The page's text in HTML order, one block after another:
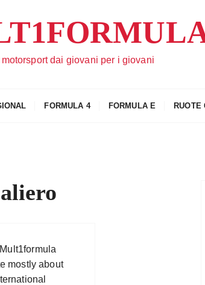
motorsport dai giovani per i giovani
FORMULA 4 FORMULA E RUOTE
mostly about